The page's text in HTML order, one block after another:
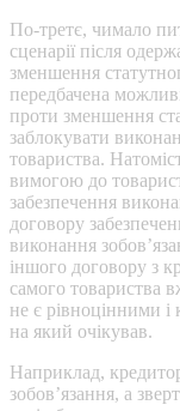
По-третє, чимало
сценарії після
зменшення
передбачена
проти зменшення
заблокувати
товариства.
вимогою до
забезпечення
договору
виконання
іншого договору з
самого товариства
не є рівноцінними і
на який очікував.
Наприклад,
зобов’язання, а